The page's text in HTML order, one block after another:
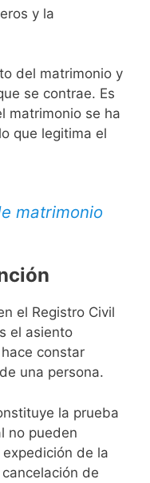
y la
del matrimonio y
se contrae. Es
matrimonio se ha
que legitima el
matrimonio
el Registro Civil
el asiento
constar
una persona.
la prueba
no pueden
de la
de